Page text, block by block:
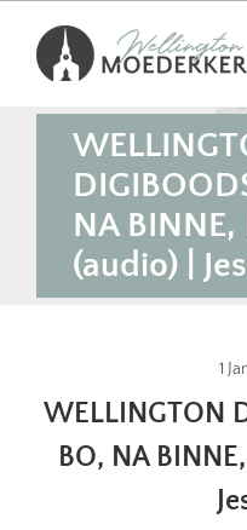
content
NA BINNE,
(audio) |
1
WELLINGTON
BO, NA